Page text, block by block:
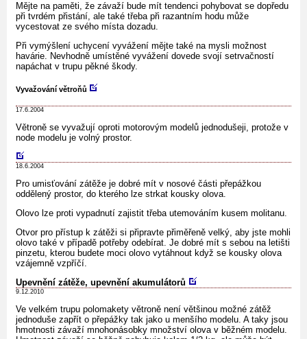
Mějte na paměti, že závaží bude mít tendenci pohybovat se dopředu
při tvrdém přistání, ale také třeba při razantním hodu může
vycestovat ze svého místa dozadu.
Při vymýšlení uchycení vyvážení mějte také na mysli možnost
havárie. Nevhodně umístěné vyvážení dovede svojí setrvačností
napáchat v trupu pěkné škody.
Vyvažování větroňů
17.6.2004
Větroně se vyvažují oproti motorovým modelů jednodušeji, protože v
node modelu je volný prostor.
18.6.2004
Pro umisťování zátěže je dobré mít v nosové části přepážkou
oddělený prostor, do kterého lze strkat kousky olova.
Olovo lze proti vypadnutí zajistit třeba utemováním kusem molitanu.
Otvor pro přístup k zátěži si připravte přiměřeně velký, aby jste mohli
olovo také v případě potřeby odebírat. Je dobré mít s sebou na letišti
pinzetu, kterou budete moci olovo vytáhnout když se kousky olova
vzájemně vzpříčí.
Upevnění zátěže, upevnění akumulátorů
9.12.2010
Ve velkém trupu polomakety větroně není většinou možné zátěž
jednoduše zapřít o přepážky tak jako u menšího modelu. A taky jsou
hmotnosti závaží mnohonásobky množství olova v běžném modelu.